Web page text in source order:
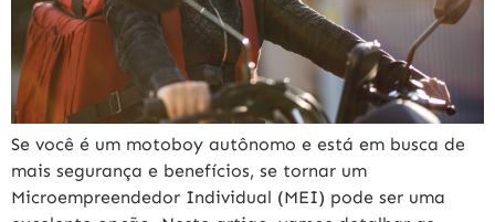
Se você é um motoboy autônomo e está em busca de
mais segurança e benefícios, se tornar um
Microempreendedor Individual (MEI) pode ser uma